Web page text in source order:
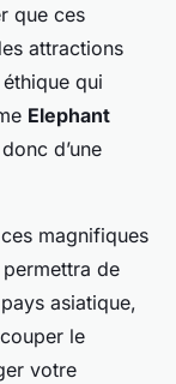
que ces
attractions
qui
Elephant
d’une
magnifiques
de
asiatique,
le
votre